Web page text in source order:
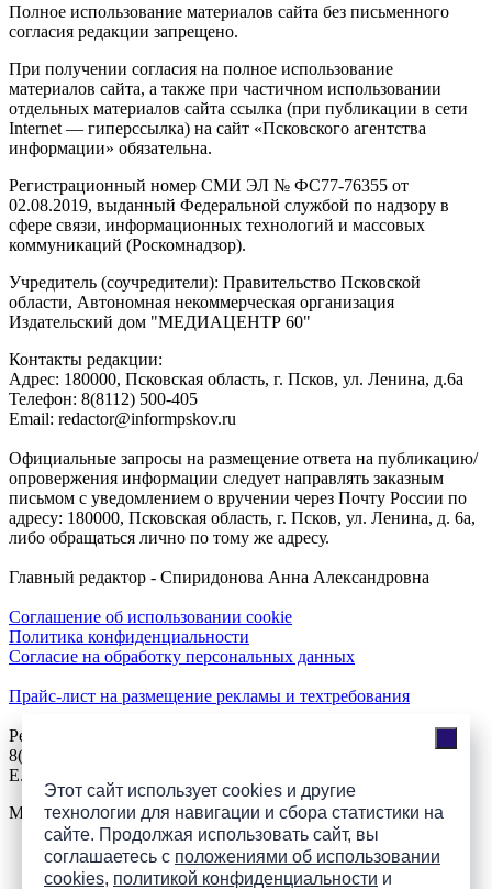
Этот сайт использует cookies и другие
технологии для навигации и сбора статистики на
сайте. Продолжая использовать сайт, вы
соглашаетесь с положениями об использовании
cookies, политикой конфиденциальности и
Полное использование материалов сайта без письменного
согласия редакции запрещено.
При получении согласия на полное использование
материалов сайта, а также при частичном использовании
отдельных материалов сайта ссылка (при публикации в сети
Internet — гиперссылка) на сайт «Псковского агентства
информации» обязательна.
Регистрационный номер СМИ ЭЛ № ФС77-76355 от
02.08.2019, выданный Федеральной службой по надзору в
сфере связи, информационных технологий и массовых
коммуникаций (Роскомнадзор).
Учредитель (соучредители): Правительство Псковской
области, Автономная некоммерческая организация
Издательский дом "МЕДИАЦЕНТР 60"
Контакты редакции:
Адреc: 180000, Псковская область, г. Псков, ул. Ленина, д.6а
Телефон: 8(8112) 500-405
Email: redactor@informpskov.ru
Официальные запросы на размещение ответа на публикацию/
опровержения информации следует направлять заказным
письмом с уведомлением о вручении через Почту России по
адресу: 180000, Псковская область, г. Псков, ул. Ленина, д. 6а,
либо обращаться лично по тому же адресу.
Главный редактор - Спиридонова Анна Александровна
Соглашение об использовании cookie
Политика конфиденциальности
Согласие на обработку персональных данных
Прайс-лист на размещение рекламы и техтребования
Реклама на сайте
8(921)508-52-62, телефон 8(8112) 500-131
E.Sezeikina@mhpsk.ru
Меню
Слушать радио «7 небо» онлайн